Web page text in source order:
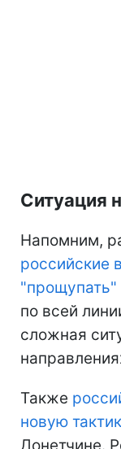
Ситуация
Напомним,
российские
"прощупать"
по всей
сложная
Также
новую
Донетчине.